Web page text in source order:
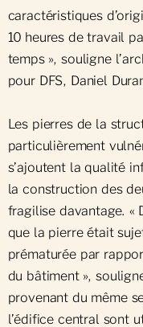
caractéristiques
10 heures de travail
temps », souligne
pour DFS, Daniel
Les pierres de la
particulièrement
s’ajoutent la qualité
la construction des
fragilise davantage. «
que la pierre était
prématurée par
du bâtiment »,
provenant du même
l’édifice central sont